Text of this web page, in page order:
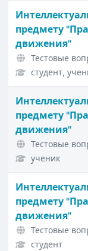
предмету
движения"
Тестовые
студент,
предмету
движения"
Тестовые
ученик
предмету
движения"
Тестовые
студент